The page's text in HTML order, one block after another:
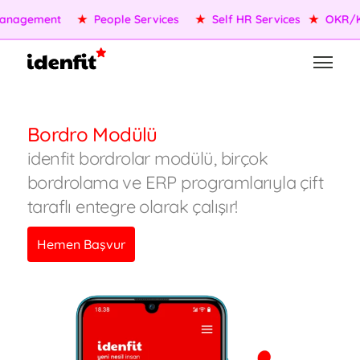
★ People Services ★ Self HR Services ★ OKR/
Bordro Modülü
idenfit bordrolar modülü, birçok
bordrolama ve ERP programlarıyla çift
taraflı entegre olarak çalışır!
Hemen Başvur